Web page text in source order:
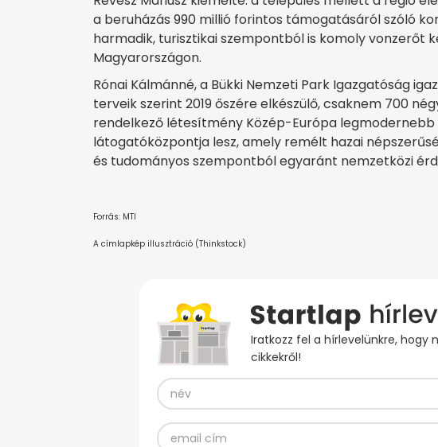
a beruházás 990 millió forintos támogatásáról szóló
harmadik, turisztikai szempontból is komoly vonzerőt
Magyarországon.
Rónai Kálmánné, a Bükki Nemzeti Park Igazgatóság
terveik szerint 2019 őszére elkészülő, csaknem 700
rendelkező létesítmény Közép-Európa legmodernebb
látogatóközpontja lesz, amely remélt hazai
és tudományos szempontból egyaránt nemzetközi
Forrás: MTI
A címlapkép illusztráció (Thinkstock)
Iratkozz fel a hírlevelünkre, hogy
cikkekről!